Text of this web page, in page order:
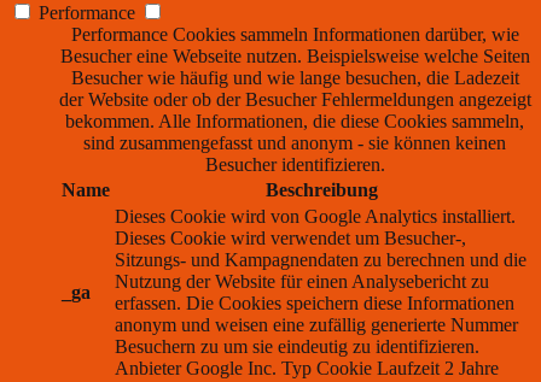
Performance
Performance Cookies sammeln Informationen darüber, wie
Besucher eine Webseite nutzen. Beispielsweise welche Seiten
Besucher wie häufig und wie lange besuchen, die Ladezeit
der Website oder ob der Besucher Fehlermeldungen angezeigt
bekommen. Alle Informationen, die diese Cookies sammeln,
sind zusammengefasst und anonym - sie können keinen
Besucher identifizieren.
Name
Beschreibung
_ga
Dieses Cookie wird von Google Analytics installiert.
Dieses Cookie wird verwendet um Besucher-,
Sitzungs- und Kampagnendaten zu berechnen und die
Nutzung der Website für einen Analysebericht zu
erfassen. Die Cookies speichern diese Informationen
anonym und weisen eine zufällig generierte Nummer
Besuchern zu um sie eindeutig zu identifizieren.
Anbieter Google Inc. Typ Cookie Laufzeit 2 Jahre